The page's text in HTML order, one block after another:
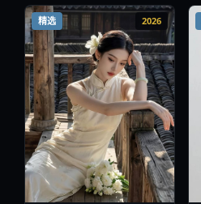
精选 2026